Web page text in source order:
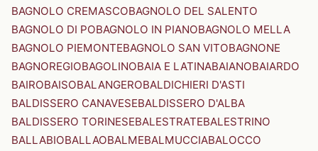
BAGNOLO CREMASCOBAGNOLO DEL SALENTO
BAGNOLO DI POBAGNOLO IN PIANOBAGNOLO MELLA
BAGNOLO PIEMONTEBAGNOLO SAN VITOBAGNONE
BAGNOREGIOBAGOLINOBAIA E LATINABAIANOBAIARDO
BAIROBAISOBALANGEROBALDICHIERI D'ASTI
BALDISSERO CANAVESEBALDISSERO D'ALBA
BALDISSERO TORINESEBALESTRATEBALESTRINO
BALLABIOBALLAOBALMEBALMUCCIABALOCCO